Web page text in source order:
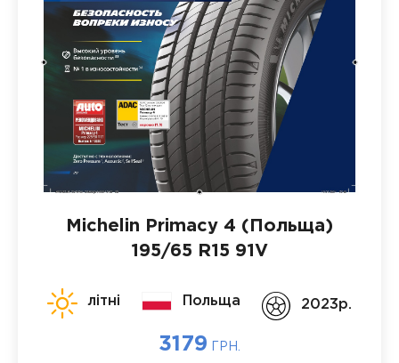
Michelin Primacy 4 (Польща)
195/65 R15 91V
літні Польща 2023p.
3179 ГРН.